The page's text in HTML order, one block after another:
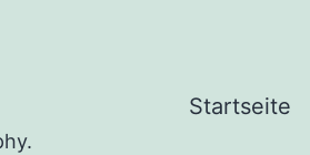
Startseite